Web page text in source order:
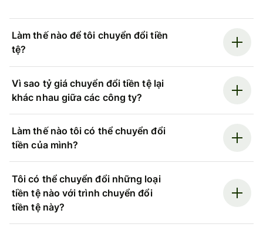
Làm thế nào để tôi chuyển đổi tiền
tệ?
Vì sao tỷ giá chuyển đổi tiền tệ lại
khác nhau giữa các công ty?
Làm thế nào tôi có thể chuyển đổi
tiền của mình?
Tôi có thể chuyển đổi những loại
tiền tệ nào với trình chuyển đổi
tiền tệ này?